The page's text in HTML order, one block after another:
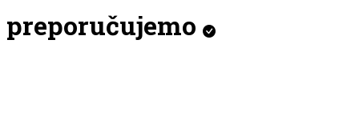
preporučujemo